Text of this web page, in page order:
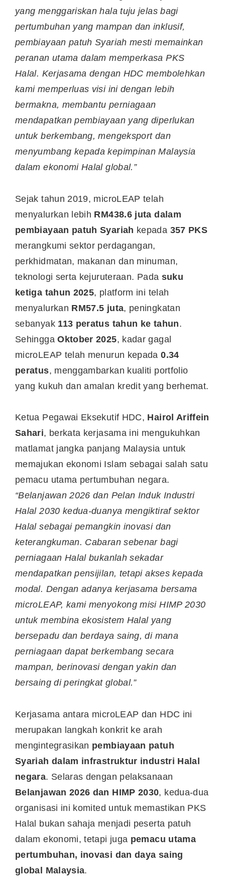
yang menggariskan hala tuju jelas bagi
pertumbuhan yang mampan dan inklusif,
pembiayaan patuh Syariah mesti memainkan
peranan utama dalam memperkasa PKS
Halal. Kerjasama dengan HDC membolehkan
kami memperluas visi ini dengan lebih
bermakna, membantu perniagaan
mendapatkan pembiayaan yang diperlukan
untuk berkembang, mengeksport dan
menyumbang kepada kepimpinan Malaysia
dalam ekonomi Halal global.”
Sejak tahun 2019, microLEAP telah
menyalurkan lebih RM438.6 juta dalam
pembiayaan patuh Syariah kepada 357 PKS
merangkumi sektor perdagangan,
perkhidmatan, makanan dan minuman,
teknologi serta kejuruteraan. Pada suku
ketiga tahun 2025, platform ini telah
menyalurkan RM57.5 juta, peningkatan
sebanyak 113 peratus tahun ke tahun.
SehinggaOktober 2025, kadar gagal
microLEAP telah menurun kepada0.34
peratus, menggambarkan kualiti portfolio
yang kukuh dan amalan kredit yang berhemat.
Ketua Pegawai Eksekutif HDC, Hairol Ariffein
Sahari, berkata kerjasama ini mengukuhkan
matlamat jangka panjang Malaysia untuk
memajukan ekonomi Islam sebagai salah satu
pemacu utama pertumbuhan negara.
“Belanjawan 2026 dan Pelan Induk Industri
Halal 2030 kedua-duanya mengiktiraf sektor
Halal sebagai pemangkin inovasi dan
keterangkuman. Cabaran sebenar bagi
perniagaan Halal bukanlah sekadar
mendapatkan pensijilan, tetapi akses kepada
modal. Dengan adanya kerjasama bersama
microLEAP, kami menyokong misi HIMP 2030
untuk membina ekosistem Halal yang
bersepadu dan berdaya saing, di mana
perniagaan dapat berkembang secara
mampan, berinovasi dengan yakin dan
bersaing di peringkat global.”
Kerjasama antara microLEAP dan HDC ini
merupakan langkah konkrit ke arah
mengintegrasikan pembiayaan patuh
Syariah dalam infrastruktur industri Halal
negara. Selaras dengan pelaksanaan
Belanjawan 2026 dan HIMP 2030, kedua-dua
organisasi ini komited untuk memastikan PKS
Halal bukan sahaja menjadi peserta patuh
dalam ekonomi, tetapi juga pemacu utama
pertumbuhan, inovasi dan daya saing
global Malaysia.